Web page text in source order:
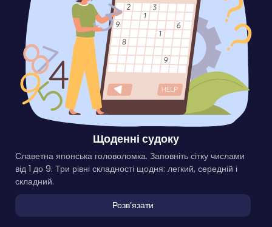
Щоденні судоку
Славетна японська головоломка. Заповніть сітку числами
від 1 до 9. Три рівні складності щодня: легкий, середній і
складний.
Розвʼязати